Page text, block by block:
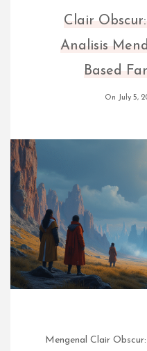
Clair
Analisis
Based
On July 5,
Mengenal Clair